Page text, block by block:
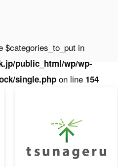
$categories_to_put in
public_html/wp/wp-
single.php on line 154